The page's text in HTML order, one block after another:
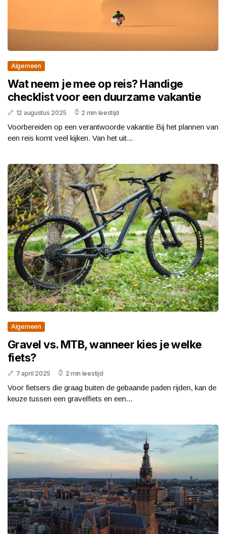
Algemeen
Wat neem je mee op reis? Handige
checklist voor een duurzame vakantie
12 augustus 2025 2 min leestijd
Voorbereiden op een verantwoorde vakantie Bij het plannen van
een reis komt veel kijken. Van het uit...
Algemeen
Gravel vs. MTB, wanneer kies je welke
fiets?
7 april 2025 2 min leestijd
Voor fietsers die graag buiten de gebaande paden rijden, kan de
keuze tussen een gravelfiets en een...